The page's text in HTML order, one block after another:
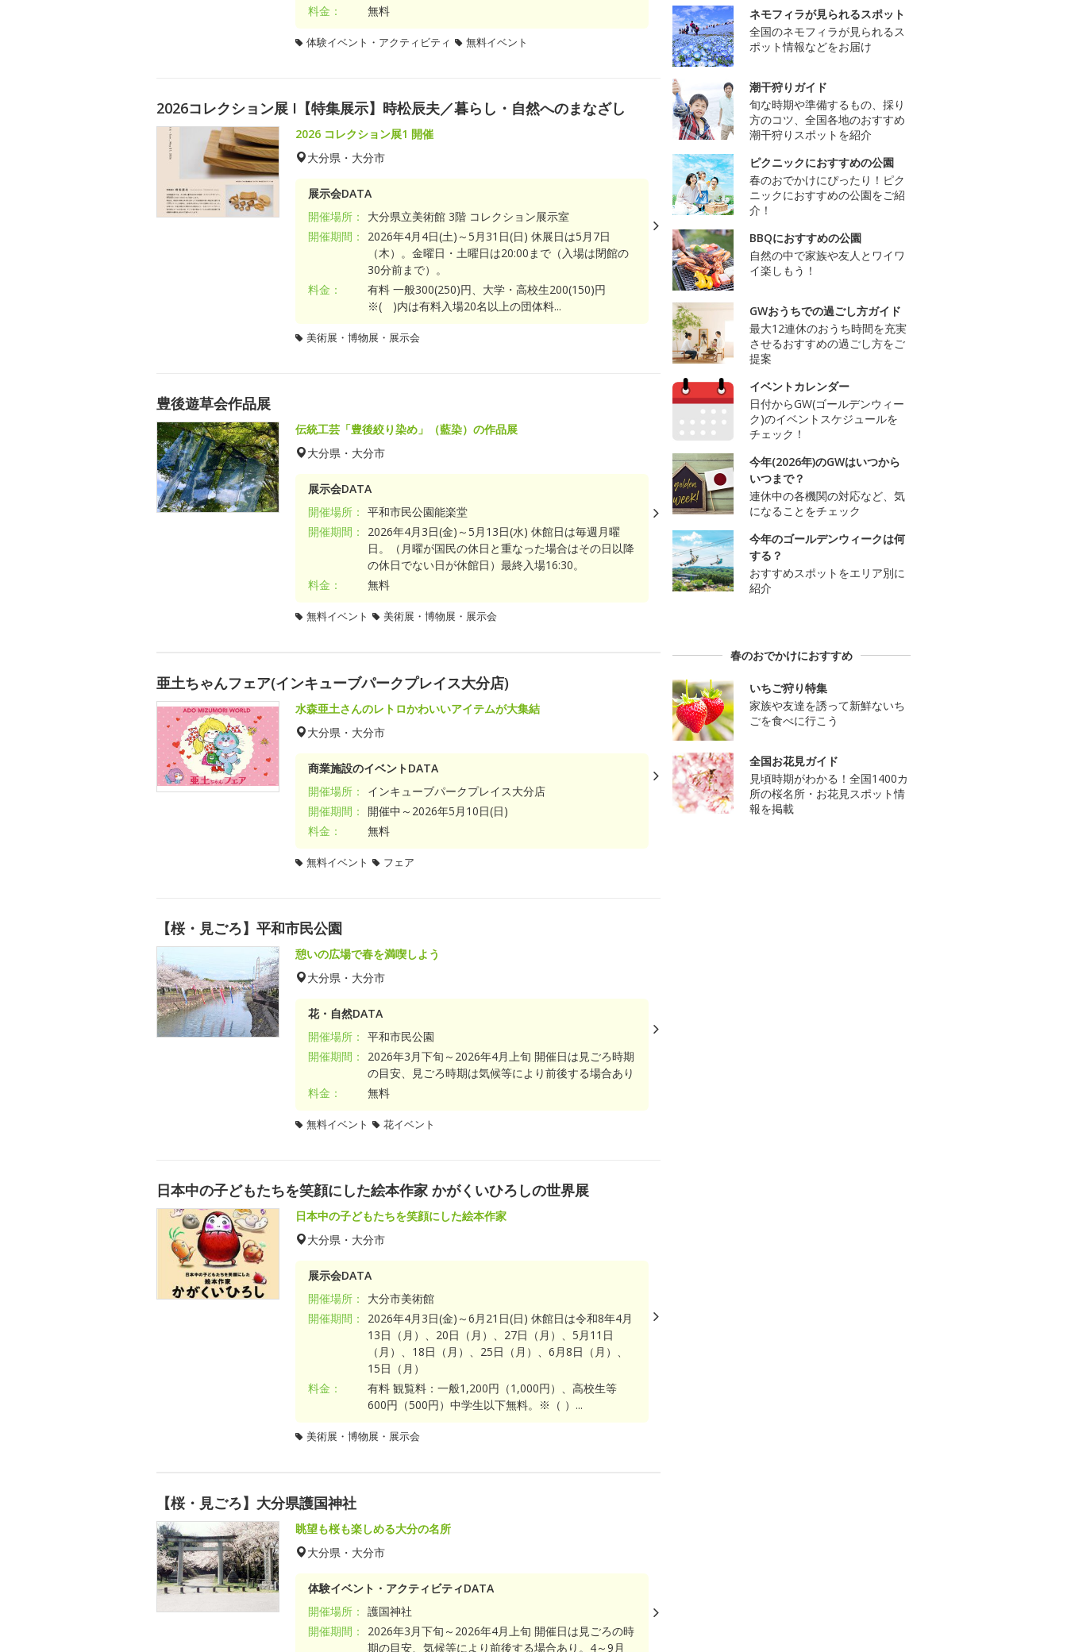
料金：
無料
体験イベント・アクティビティ 無料イベント
2026コレクション展 I【特集展示】時松辰夫／暮らし・自然へのまなざし
2026 コレクション展1 開催
大分県・大分市
展示会DATA
開催場所：
大分県立美術館 3階 コレクション展示室
開催期間：
2026年4月4日(土)～5月31日(日) 休展日は5月7日
（木）。金曜日・土曜日は20:00まで（入場は閉館の
30分前まで）。
料金：
有料 一般300(250)円、大学・高校生200(150)円
※( )内は有料入場20名以上の団体料...
美術展・博物展・展示会
豊後遊草会作品展
伝統工芸「豊後絞り染め」（藍染）の作品展
大分県・大分市
展示会DATA
開催場所： 平和市民公園能楽堂
開催期間：
2026年4月3日(金)～5月13日(水) 休館日は毎週月曜
日。（月曜が国民の休日と重なった場合はその日以降
の休日でない日が休館日）最終入場16:30。
料金：
無料
無料イベント 美術展・博物展・展示会
亜土ちゃんフェア(インキューブパークプレイス大分店)
水森亜土さんのレトロかわいいアイテムが大集結
大分県・大分市
商業施設のイベントDATA
開催場所：
インキューブパークプレイス大分店
開催期間：
開催中～2026年5月10日(日)
料金：
無料
無料イベント フェア
【桜・見ごろ】平和市民公園
憩いの広場で春を満喫しよう
大分県・大分市
花・自然DATA
開催場所： 平和市民公園
開催期間：
2026年3月下旬～2026年4月上旬 開催日は見ごろ時期
の目安、見ごろ時期は気候等により前後する場合あり
料金：
無料
無料イベント 花イベント
日本中の子どもたちを笑顔にした絵本作家 かがくいひろしの世界展
日本中の子どもたちを笑顔にした絵本作家
大分県・大分市
展示会DATA
開催場所：
大分市美術館
開催期間：
2026年4月3日(金)～6月21日(日) 休館日は令和8年4月
13日（月）、20日（月）、27日（月）、5月11日
（月）、18日（月）、25日（月）、6月8日（月）、
15日（月）
料金：
有料 観覧料：一般1,200円（1,000円）、高校生等
600円（500円）中学生以下無料。※（ ）...
美術展・博物展・展示会
【桜・見ごろ】大分県護国神社
眺望も桜も楽しめる大分の名所
大分県・大分市
体験イベント・アクティビティDATA
開催場所： 護国神社
開催期間：
2026年3月下旬～2026年4月上旬 開催日は見ごろの時
期の目安、気候等により前後する場合あり。4～9月
ネモフィラが見られるスポット
全国のネモフィラが見られるス
ポット情報などをお届け
潮干狩りガイド
旬な時期や準備するもの、採り
方のコツ、全国各地のおすすめ
潮干狩りスポットを紹介
ピクニックにおすすめの公園
春のおでかけにぴったり！ピク
ニックにおすすめの公園をご紹
介！
BBQにおすすめの公園
自然の中で家族や友人とワイワ
イ楽しもう！
GWおうちでの過ごし方ガイド
最大12連休のおうち時間を充実
させるおすすめの過ごし方をご
提案
イベントカレンダー
日付からGW(ゴールデンウィー
ク)のイベントスケジュールを
チェック！
今年(2026年)のGWはいつから
いつまで？
連休中の各機関の対応など、気
になることをチェック
今年のゴールデンウィークは何
する？
おすすめスポットをエリア別に
紹介
春のおでかけにおすすめ
いちご狩り特集
家族や友達を誘って新鮮ないち
ごを食べに行こう
全国お花見ガイド
見頃時期がわかる！全国1400カ
所の桜名所・お花見スポット情
報を掲載